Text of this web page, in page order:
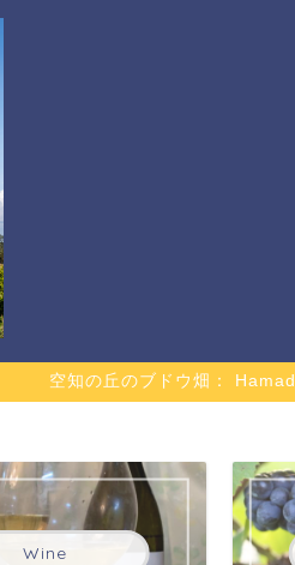
空知の丘のブドウ畑：
Wine